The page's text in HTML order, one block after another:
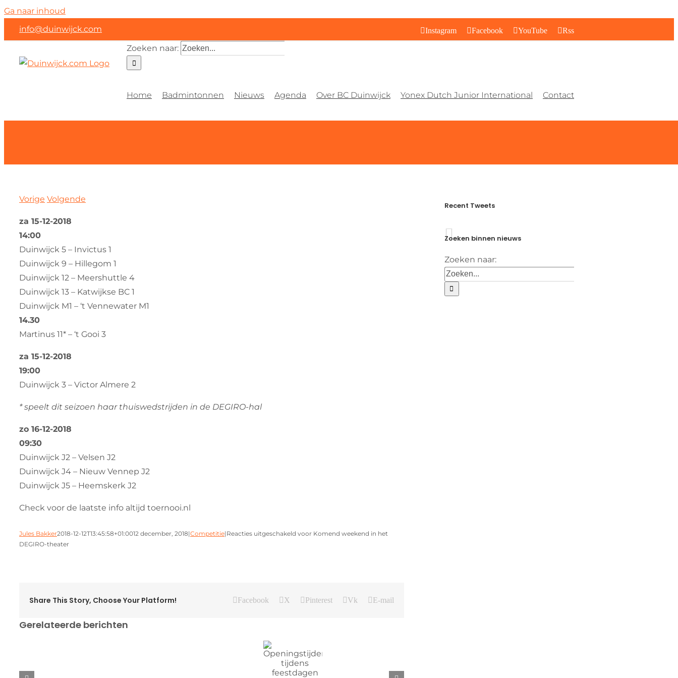
Ga naar inhoud
info@duinwijck.com
Instagram Facebook YouTube Rss
Zoeken naar:
Home Badmintonnen Nieuws Agenda Over BC Duinwijck Yonex Dutch Junior International Contact
Vorige Volgende
za 15-12-2018
14:00
Duinwijck 5 – Invictus 1
Duinwijck 9 – Hillegom 1
Duinwijck 12 – Meershuttle 4
Duinwijck 13 – Katwijkse BC 1
Duinwijck M1 – ‘t Vennewater M1
14.30
Martinus 11* – ‘t Gooi 3
za 15-12-2018
19:00
Duinwijck 3 – Victor Almere 2
* speelt dit seizoen haar thuiswedstrijden in de DEGIRO-hal
zo 16-12-2018
09:30
Duinwijck J2 – Velsen J2
Duinwijck J4 – Nieuw Vennep J2
Duinwijck J5 – Heemskerk J2
Check voor de laatste info altijd toernooi.nl
Jules Bakker2018-12-12T13:45:58+01:0012 december, 2018|Competitie|Reacties uitgeschakeld voor Komend weekend in het
DEGIRO-theater
Share This Story, Choose Your Platform! Facebook X Pinterest Vk E-mail
Gerelateerde berichten
Openingstijden
Recent Tweets
Zoeken binnen nieuws
Zoeken naar: